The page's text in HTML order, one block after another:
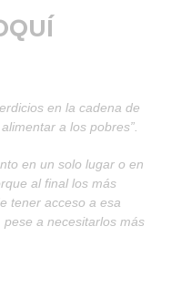
en la cadena de
a los pobres”.
en un solo lugar o en
al final los más
tener acceso a esa
a necesitarlos más